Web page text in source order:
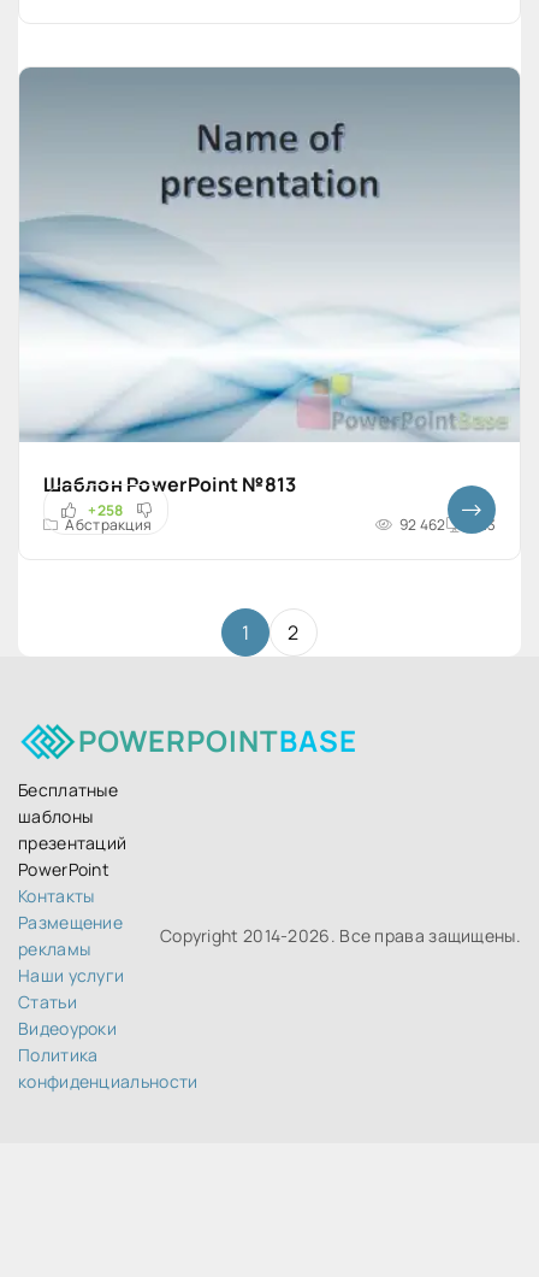
Шаблон PowerPoint №813
Абстракция 92 462 4x3
+258
1 2
POWERPOINTBASE
Бесплатные
шаблоны
презентаций
PowerPoint
Контакты
Размещение
рекламы
Наши услуги
Статьи
идеоуроки
Политика
конфиденциальности
Copyright 2014-2026. Все права защищены.